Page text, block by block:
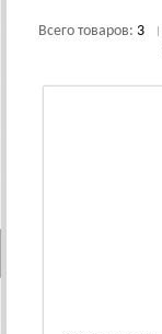
Всего товаров: 3